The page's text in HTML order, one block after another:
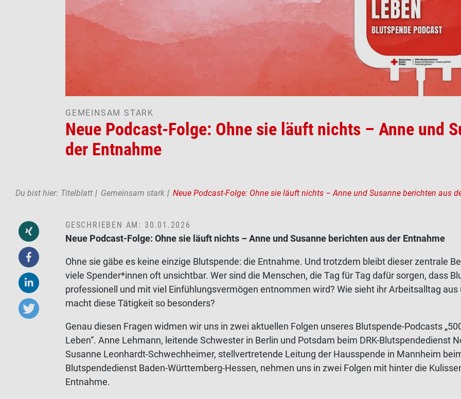
GEMEINSAM STARK
Neue Podcast-Folge: Ohne sie läuft nichts – Anne und
der Entnahme
Pfadnavigation
Du bist hier: Titelblatt Gemeinsam stark Neue Podcast-Folge: Ohne sie läuft nichts – Anne und Susanne berichten aus
GESCHRIEBEN AM: 30.01.2026
Neue Podcast-Folge: Ohne sie läuft nichts – Anne und Susanne berichten aus der Entnahme
Ohne sie gäbe es keine einzige Blutspende: die Entnahme. Und trotzdem bleibt dieser zentrale
viele Spender*innen oft unsichtbar. Wer sind die Menschen, die Tag für Tag dafür sorgen, dass
professionell und mit viel Einfühlungsvermögen entnommen wird? Wie sieht ihr Arbeitsalltag aus
macht diese Tätigkeit so besonders?
Genau diesen Fragen widmen wir uns in zwei aktuellen Folgen unseres Blutspende-Podcasts
Leben“. Anne Lehmann, leitende Schwester in Berlin und Potsdam beim DRK-Blutspendedienst
Susanne Leonhardt-Schwechheimer, stellvertretende Leitung der Hausspende in Mannheim
Blutspendedienst Baden-Württemberg-Hessen, nehmen uns in zwei Folgen mit hinter die
Entnahme.